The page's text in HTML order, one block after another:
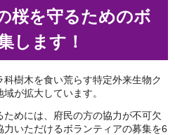
桜を守るためのボ
します！
樹木を食い荒らす特定外来生物ク
が拡大しています。
めには、府民の方の協力が不可欠
いただけるボランティアの募集を6